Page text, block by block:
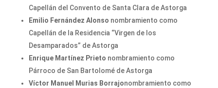
Capellán del Convento de Santa Clara de Astorga
Emilio Fernández Alonso nombramiento como
Capellán de la Residencia “Virgen de los
Desamparados” de Astorga
Enrique Martínez Prieto nombramiento como
Párroco de San Bartolomé de Astorga
Víctor Manuel Murias Borrajonombramiento como